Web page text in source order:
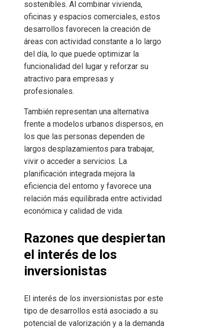
sostenibles. Al combinar vivienda,
oficinas y espacios comerciales, estos
desarrollos favorecen la creación de
áreas con actividad constante a lo largo
del día, lo que puede optimizar la
funcionalidad del lugar y reforzar su
atractivo para empresas y
profesionales.
También representan una alternativa
frente a modelos urbanos dispersos, en
los que las personas dependen de
largos desplazamientos para trabajar,
vivir o acceder a servicios. La
planificación integrada mejora la
eficiencia del entorno y favorece una
relación más equilibrada entre actividad
económica y calidad de vida.
Razones que despiertan
el interés de los
inversionistas
El interés de los inversionistas por este
tipo de desarrollos está asociado a su
potencial de valorización y a la demanda